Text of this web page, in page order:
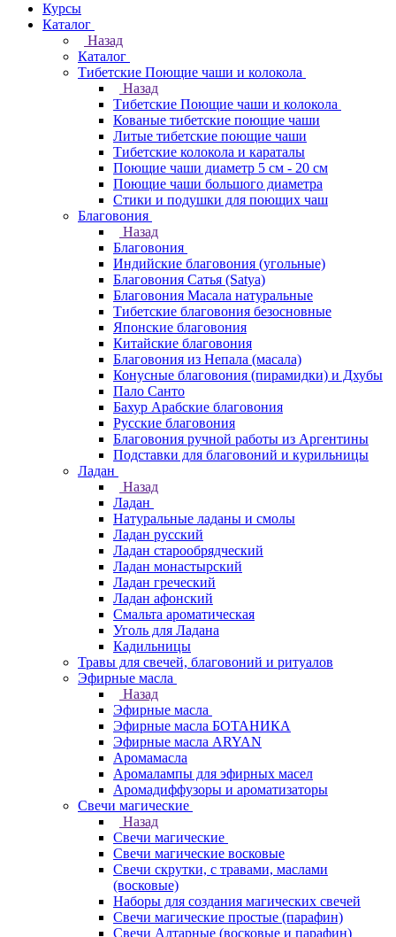
Курсы
Каталог
Назад
Каталог
Тибетские Поющие чаши и колокола
Назад
Тибетские Поющие чаши и колокола
Кованые тибетские поющие чаши
Литые тибетские поющие чаши
Тибетские колокола и караталы
Поющие чаши диаметр 5 см - 20 см
Поющие чаши большого диаметра
Стики и подушки для поющих чаш
Благовония
Назад
Благовония
Индийские благовония (угольные)
Благовония Сатья (Satya)
Благовония Масала натуральные
Тибетские благовония безосновные
Японские благовония
Китайские благовония
Благовония из Непала (масала)
Конусные благовония (пирамидки) и Дхубы
Пало Санто
Бахур Арабские благовония
Русские благовония
Благовония ручной работы из Аргентины
Подставки для благовоний и курильницы
Ладан
Назад
Ладан
Натуральные ладаны и смолы
Ладан русский
Ладан старообрядческий
Ладан монастырский
Ладан греческий
Ладан афонский
Смальта ароматическая
Уголь для Ладана
Кадильницы
Травы для свечей, благовоний и ритуалов
Эфирные масла
Назад
Эфирные масла
Эфирные масла БОТАНИКА
Эфирные масла ARYAN
Аромамасла
Аромалампы для эфирных масел
Аромадиффузоры и ароматизаторы
Свечи магические
Назад
Свечи магические
Свечи магические восковые
Свечи скрутки, с травами, маслами
(восковые)
Наборы для создания магических свечей
Свечи магические простые (парафин)
Свечи Алтарные (восковые и парафин)